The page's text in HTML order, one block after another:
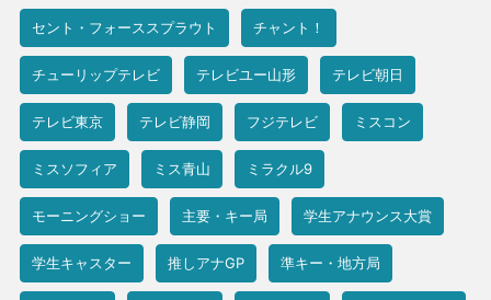
セント・フォーススプラウト チャント！
チューリップテレビ テレビユー山形 テレビ朝日
テレビ東京 テレビ静岡 フジテレビ ミスコン
ミスソフィア ミス青山 ミラクル9
モーニングショー 主要・キー局 学生アナウンス大賞
学生キャスター 推しアナGP 準キー・地方局